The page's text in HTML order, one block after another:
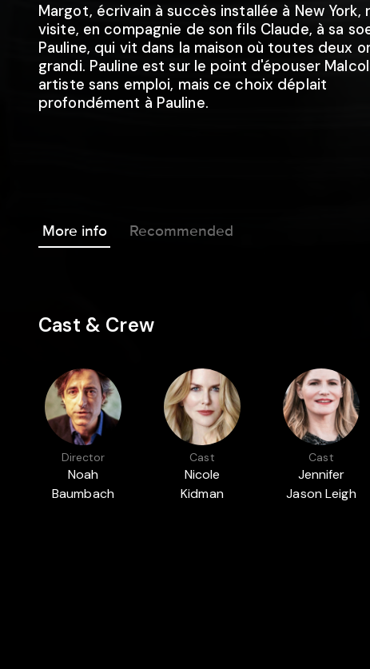
Margot, écrivain à succès installée à New York,
visite, en compagnie de son fils Claude, à sa
Pauline, qui vit dans la maison où toutes deux
grandi. Pauline est sur le point d'épouser
artiste sans emploi, mais ce choix déplait
profondément à Pauline.
More info Recommended
Cast & Crew
Director
Noah
Baumbach
Cast
Nicole
Kidman
Cast
Jennifer
Jason Leigh